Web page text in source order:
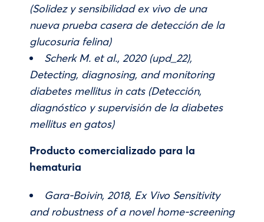
(Solidez y sensibilidad ex vivo de una
nueva prueba casera de detección de la
glucosuria felina)
Scherk M. et al., 2020 (upd_22),
Detecting, diagnosing, and monitoring
diabetes mellitus in cats (Detección,
diagnóstico y supervisión de la diabetes
mellitus en gatos)
Producto comercializado para la
hematuria
Gara-Boivin, 2018, Ex Vivo Sensitivity
and robustness of a novel home-screening